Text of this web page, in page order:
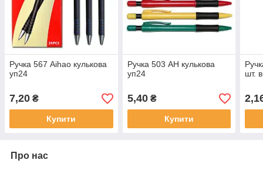
Ручка 567 Aihao кулькова
уп24
7,20 ₴
Купити
Ручка 503 AH кулькова
уп24
5,40₴
Купити
шт.
Про нас